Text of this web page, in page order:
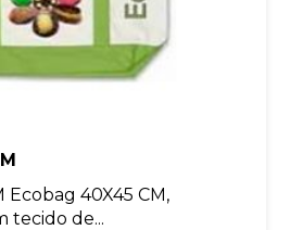
Ecobag 40X45 CM,
tecido de...